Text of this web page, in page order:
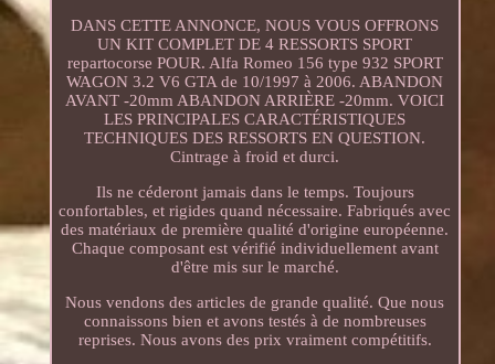
DANS CETTE ANNONCE, NOUS VOUS OFFRONS
UN KIT COMPLET DE 4 RESSORTS SPORT
repartocorse POUR. Alfa Romeo 156 type 932 SPORT
WAGON 3.2 V6 GTA de 10/1997 à 2006. ABANDON
AVANT -20mm ABANDON ARRIÈRE -20mm. VOICI
LES PRINCIPALES CARACTÉRISTIQUES
TECHNIQUES DES RESSORTS EN QUESTION.
Cintrage à froid et durci.
Ils ne céderont jamais dans le temps. Toujours
confortables, et rigides quand nécessaire. Fabriqués avec
des matériaux de première qualité d'origine européenne.
Chaque composant est vérifié individuellement avant
d'être mis sur le marché.
Nous vendons des articles de grande qualité. Que nous
connaissons bien et avons testés à de nombreuses
reprises. Nous avons des prix vraiment compétitifs.